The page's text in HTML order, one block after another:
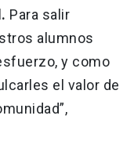
Para salir
alumnos
y como
el valor de